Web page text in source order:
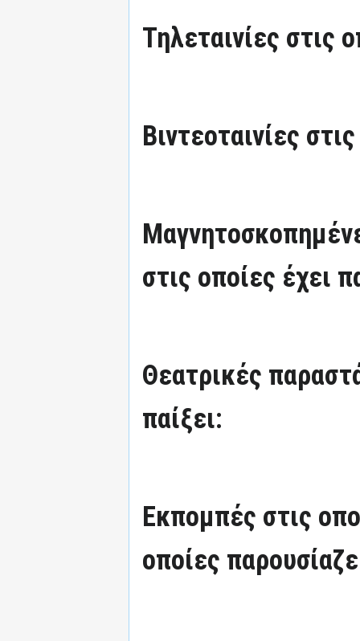
Τηλεταινίες στις
Βιντεοταινίες
στις οποίες έχει
Θεατρικές
παίξει:
Εκπομπές στις
οποίες